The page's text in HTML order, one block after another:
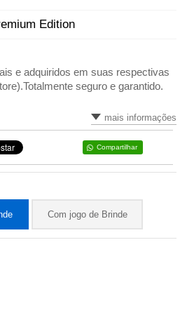
Edition
e adquiridos em suas respectivas
seguro e garantido.
mais informações
Compartilhar
Com jogo de Brinde